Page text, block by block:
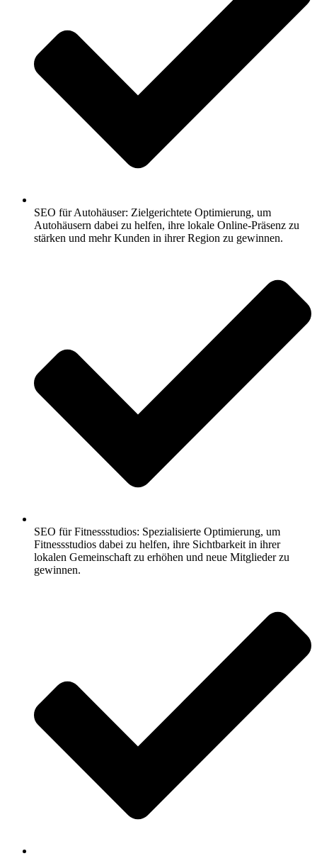
SEO für Autohäuser: Zielgerichtete Optimierung, um
Autohäusern dabei zu helfen, ihre lokale Online-Präsenz zu
stärken und mehr Kunden in ihrer Region zu gewinnen.
SEO für Fitnessstudios: Spezialisierte Optimierung, um
Fitnessstudios dabei zu helfen, ihre Sichtbarkeit in ihrer
lokalen Gemeinschaft zu erhöhen und neue Mitglieder zu
gewinnen.